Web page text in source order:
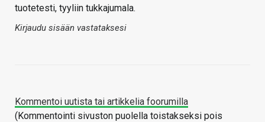
tuotetesti, tyyliin tukkajumala.
Kirjaudu sisään vastataksesi
Kommentoi uutista tai artikkelia foorumilla
(Kommentointi sivuston puolella toistakseksi pois